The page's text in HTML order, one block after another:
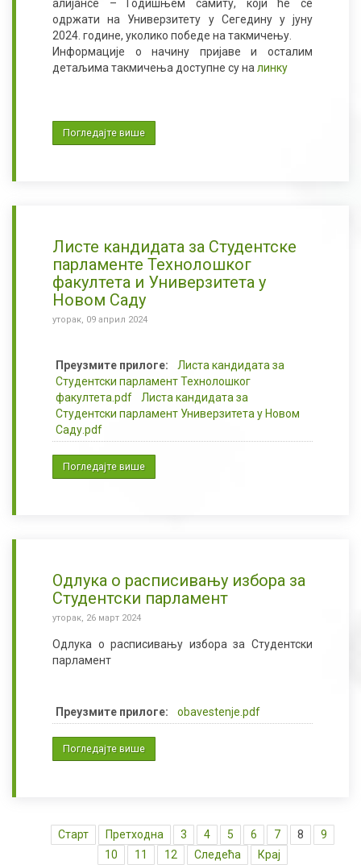
алијансе – Годишњем самиту, који ће се
одржати на Универзитету у Сегедину у јуну
2024. године, уколико победе на такмичењу.
Информације о начину пријаве и осталим
детаљима такмичења доступне су на линку
Погледајте више
Листе кандидата за Студентске
парламенте Технолошког
факултета и Универзитета у
Новом Саду
уторак, 09 април 2024
Преузмите прилоге:
Листа кандидата за
Студентски парламент Технолошког
факултета.pdf
Листа кандидата за
Студентски парламент Универзитета у Новом
Саду.pdf
Погледајте више
Одлука о расписивању избора за
Студентски парламент
уторак, 26 март 2024
Одлука о расписивању избора за Студентски
парламент
Преузмите прилоге: obavestenje.pdf
Погледајте више
Старт Претходна 3 4 5 6 7 8
9
10
11 12 Следећа Крај